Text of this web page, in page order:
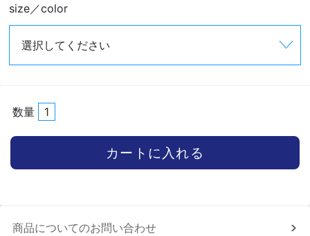
size／color
数量
商品についてのお問い合わせ